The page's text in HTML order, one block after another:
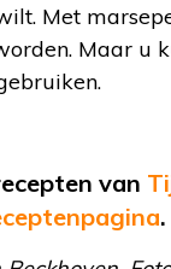
Met
Maar u
van
.